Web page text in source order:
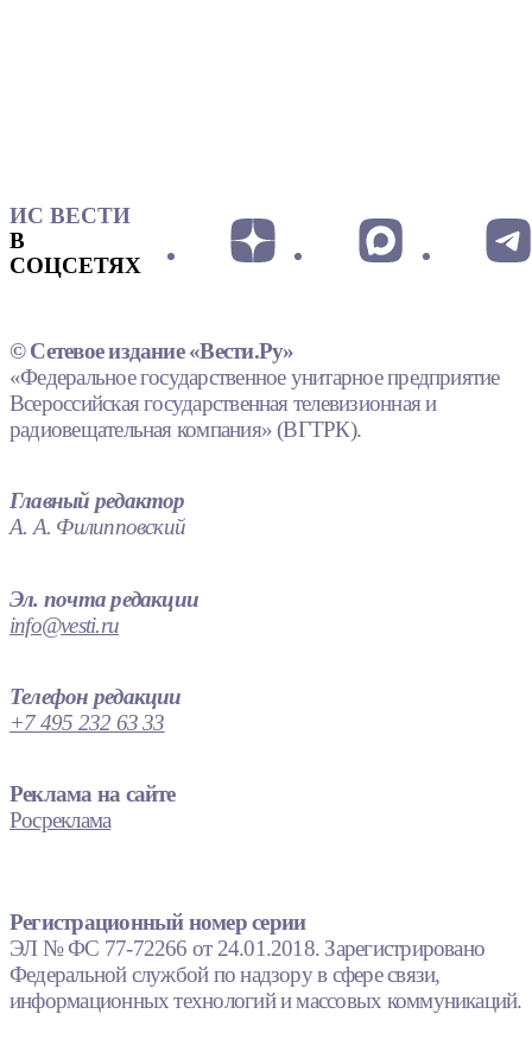
ИС ВЕСТИ
В
СОЦСЕТЯХ
© Сетевое издание «Вести.Ру»
«Федеральное государственное унитарное предприятие
Всероссийская государственная телевизионная и
радиовещательная компания» (ВГТРК).
Главный редактор
А. А. Филипповский
Эл. почта редакции
info@vesti.ru
Телефон редакции
+7 495 232 63 33
Реклама на сайте
Росреклама
Регистрационный номер серии
ЭЛ № ФС 77-72266 от 24.01.2018. Зарегистрировано
Федеральной службой по надзору в сфере связи,
информационных технологий и массовых коммуникаций.